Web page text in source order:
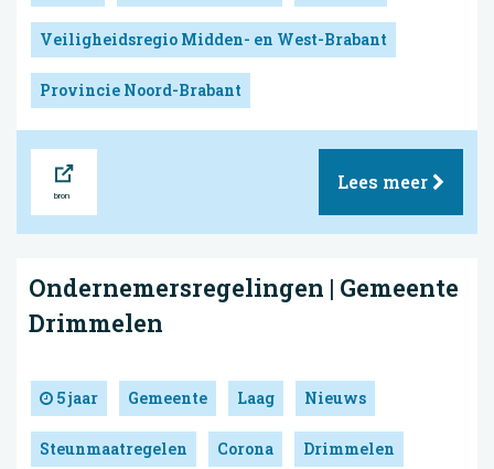
Veiligheidsregio Midden- en West-Brabant
Provincie Noord-Brabant
Lees meer
Ondernemersregelingen | Gemeente
Drimmelen
5 jaar Gemeente Laag Nieuws
Steunmaatregelen Corona Drimmelen